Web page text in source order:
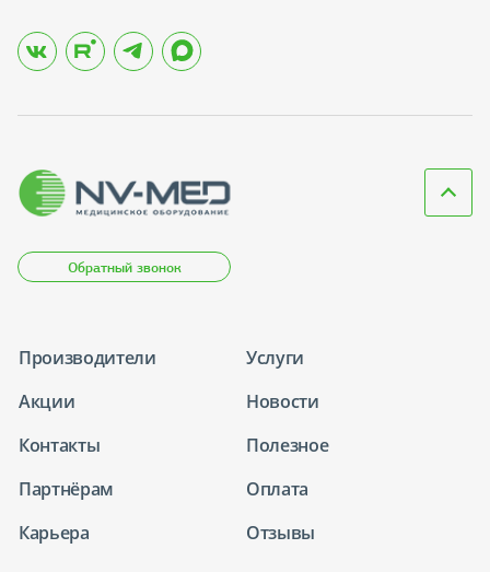
Обратный звонок
Производители
Услуги
Акции
Новости
Контакты
Полезное
Партнёрам
Оплата
Карьера
Отзывы